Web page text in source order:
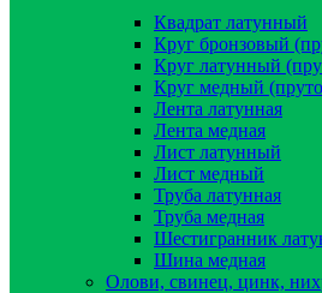
Квадрат латунный
Круг бронзовый
Круг латунный
Круг медный
Лента латунная
Лента медная
Лист латунный
Лист медный
Труба латунная
Труба медная
Шестигранник
Шина медная
Олови, свинец, цинк,